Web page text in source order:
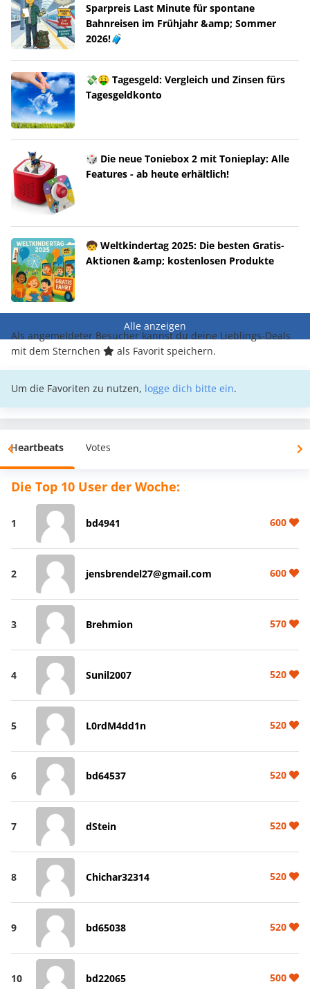
Sparpreis Last Minute für spontane
Bahnreisen im Frühjahr &amp; Sommer
2026!🧳
💸🤑 Tagesgeld: Vergleich und Zinsen fürs
Tagesgeldkonto
🎲 Die neue Toniebox 2 mit Tonieplay: Alle
Features - ab heute erhältlich!
🧒 Weltkindertag 2025: Die besten Gratis-
Aktionen &amp; kostenlosen Produkte
Alle anzeigen
Als angemeldeter Besucher kannst du deine Lieblings-Deals
mit dem Sternchen
als Favorit speichern.
Um die Favoriten zu nutzen, logge dich bitte ein.
Heartbeats Votes
Die Top 10 User der Woche:
1 bd4941 600
2 jensbrendel27@gmail.com 600
3 Brehmion 570
4 Sunil2007 520
5 L0rdM4dd1n 520
6 bd64537 520
7 dStein 520
8 Chichar32314 520
9 bd65038 520
10 bd22065 500